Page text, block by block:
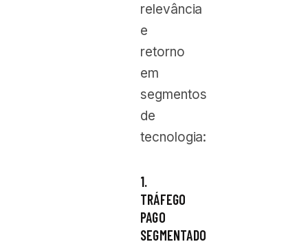
relevância
e
retorno
em
segmentos
de
tecnologia:
1.
TRÁFEGO
PAGO
SEGMENTADO